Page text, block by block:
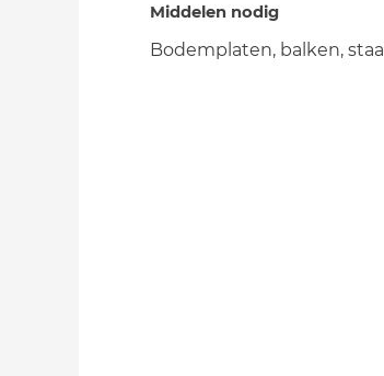
Middelen nodig
Bodemplaten, balken, staal